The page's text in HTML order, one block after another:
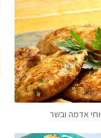
אדמה ובשר